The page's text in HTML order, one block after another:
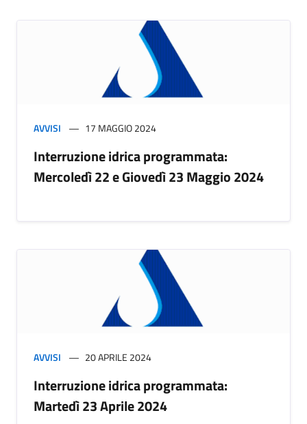
AVVISI 17 MAGGIO 2024
Interruzione idrica programmata:
Mercoledì 22 e Giovedì 23 Maggio 2024
AVVISI 20 APRILE 2024
Interruzione idrica programmata:
Martedì 23 Aprile 2024